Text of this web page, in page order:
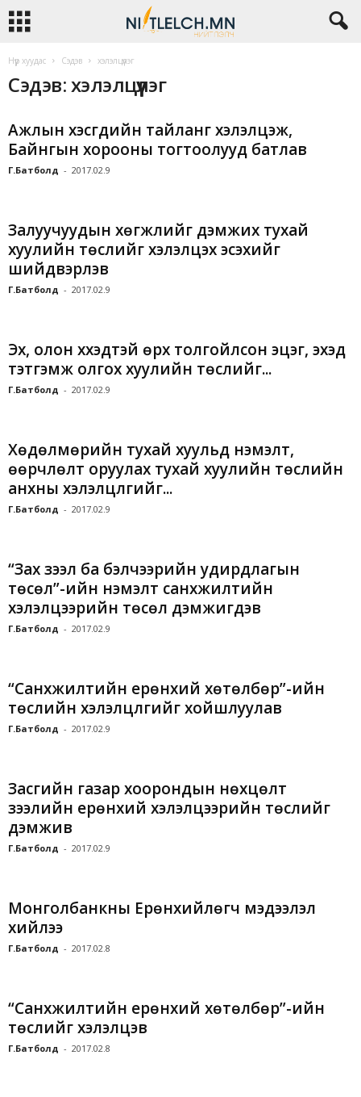
Нүүр хуудас Сэдэв хэлэлцүүлэг
Сэдэв: хэлэлцүүлэг
Ажлын хэсгүүдийн тайланг хэлэлцэж,
Байнгын хорооны тогтоолууд батлав
Г.Батболд - 2017.02.9
Залуучуудын хөгжлийг дэмжих тухай
хуулийн төслийг хэлэлцэх эсэхийг
шийдвэрлэв
Г.Батболд - 2017.02.9
Эх, олон хүүхэдтэй өрх толгойлсон эцэг, эхэд
тэтгэмж олгох хуулийн төслийг...
Г.Батболд - 2017.02.9
Хөдөлмөрийн тухай хуульд нэмэлт,
өөрчлөлт оруулах тухай хуулийн төслийн
анхны хэлэлцүүлгийг...
Г.Батболд - 2017.02.9
“Зах зээл ба бэлчээрийн удирдлагын
төсөл”-ийн нэмэлт санхүүжилтийн
хэлэлцээрийн төсөл дэмжигдэв
Г.Батболд - 2017.02.9
“Санхүүжилтийн ерөнхий хөтөлбөр”-ийн
төслийн хэлэлцүүлгийг хойшлуулав
Г.Батболд - 2017.02.9
Засгийн газар хоорондын нөхцөлт
зээлийн ерөнхий хэлэлцээрийн төслийг
дэмжив
Г.Батболд - 2017.02.9
Монголбанкны Ерөнхийлөгч мэдээлэл
хийлээ
Г.Батболд - 2017.02.8
“Санхүүжилтийн ерөнхий хөтөлбөр”-ийн
төслийг хэлэлцэв
Г.Батболд - 2017.02.8